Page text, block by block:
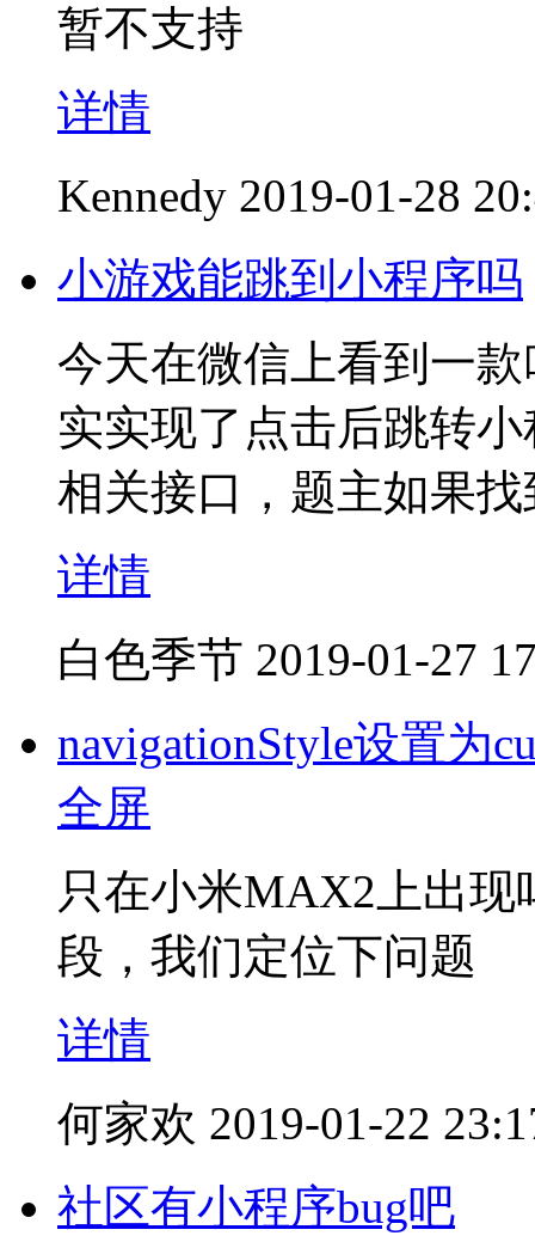
暂不支持
详情
Kennedy 2019-01-28
小游戏能跳到小程序吗
今天在微信上看到一
实实现了点击后跳转
相关接口，题主如果
详情
白色季节 2019-01-27
navigationStyle设置为
全屏
只在小米MAX2上出
段，我们定位下问题
详情
何家欢 2019-01-22
社区有小程序bug吧